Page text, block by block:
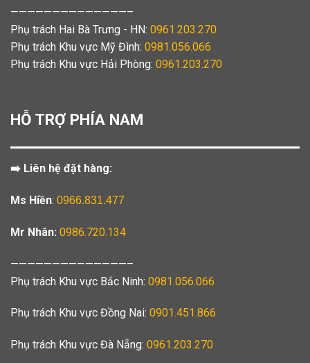
——————————————–
Phụ trách Hai Bà Trưng - HN: 0961.203.270
Phụ trách Khu vực Mỹ Đình: 0981.056.066
Phụ trách Khu vực Hải Phòng: 0961.203.270
HỖ TRỢ PHÍA NAM
➡️ Liên hệ đặt hàng:
Ms Hiền: 0966.831.477
Mr Nhân: 0986.720.134
——————————————–
Phụ trách Khu vực Bắc Ninh: 0981.056.066
Phụ trách Khu vực Đồng Nai: 0901.451.866
Phụ trách Khu vực Đà Nẵng: 0961.203.270